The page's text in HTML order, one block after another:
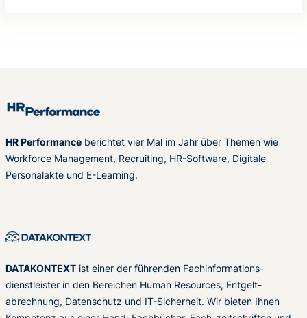
HR Performance berichtet vier Mal im Jahr über Themen wie
Workforce Management, Recruiting, HR-Software, Digitale
Personalakte und E-Learning.
DATAKONTEXT ist einer der führenden Fachinformations-
dienstleister in den Bereichen Human Resources, Entgelt-
abrechnung, Datenschutz und IT-Sicherheit. Wir bieten Ihnen